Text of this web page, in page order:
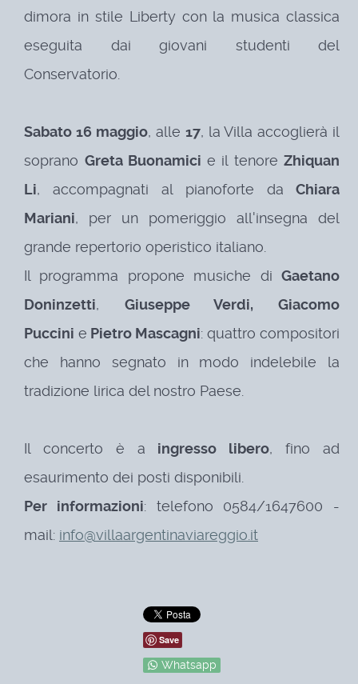
dimora in stile Liberty con la musica classica
eseguita dai giovani studenti del
Conservatorio.
Sabato 16 maggio, alle 17, la Villa accoglierà il
soprano Greta Buonamici e il tenoreZhiquan
Li, accompagnati al pianoforte da Chiara
Mariani, per un pomeriggio all'insegna del
grande repertorio operistico italiano.
Il programma propone musiche diGaetano
Doninzetti, Giuseppe Verdi, Giacomo
Puccini e Pietro Mascagni: quattro compositori
che hanno segnato in modo indelebile la
tradizione lirica del nostro Paese.
Il concerto è a ingresso libero, fino ad
esaurimento dei posti disponibili.
Per informazioni: telefono 0584/1647600 -
mail: info@villaargentinaviareggio.it
Save
Whatsapp